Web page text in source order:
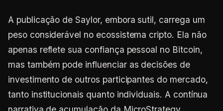
A publicação de Saylor, embora sutil, carrega um
peso considerável no ecossistema cripto. Ela não
apenas reflete sua confiança pessoal no Bitcoin,
mas também pode influenciar as decisões de
investimento de outros participantes do mercado,
tanto institucionais quanto individuais. A contínua